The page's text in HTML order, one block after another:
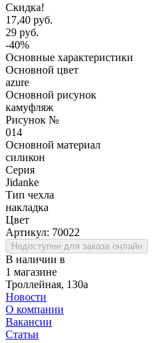
Скидка!
17,40 руб.
29 руб.
-40%
Основные характеристики
Основной цвет
azure
Основной рисунок
камуфляж
Рисунок №
014
Основной материал
силикон
Серия
Jidanke
Тип чехла
накладка
Цвет
Артикул: 70022
Недоступен для заказа онлайн
В наличии в
1 магазине
Троллейная, 130а
Новости
О компании
Вакансии
Статьи